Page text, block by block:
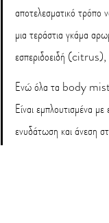
αποτελεσματικό τρόπο
μια τεράστια γκάμα
εσπεριδοειδή (citrus),
Ενώ όλα τα body mists
Είναι εμπλουτισμένα
ενυδάτωση και άνεση